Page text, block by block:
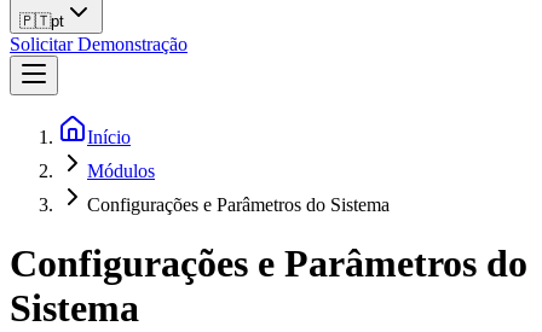
🇵🇹pt
Solicitar Demonstração
Início
Módulos
Configurações e Parâmetros do Sistema
Configurações e Parâmetros do
Sistema